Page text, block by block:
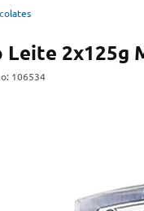
Leite 2x125g
106534